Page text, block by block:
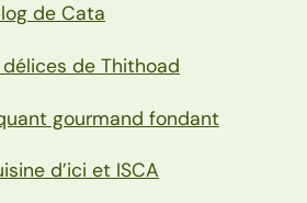
de Cata
délices de Thithoad
gourmand fondant
d’ici et ISCA